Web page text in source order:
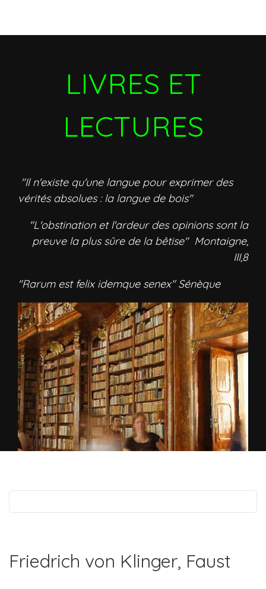
LIVRES ET
LECTURES
"Il n'existe qu'une langue pour exprimer des
vérités absolues : la langue de bois"
"L'obstination et l'ardeur des opinions sont la
preuve la plus sûre de la bêtise" Montaigne,
III,8
"Rarum est felix idemque senex" Sénèque
Friedrich von Klinger, Faust